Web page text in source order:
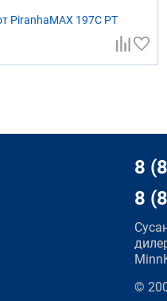
PiranhaMAX 197C PT
8
8
©